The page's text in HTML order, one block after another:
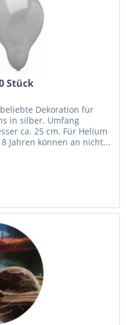
Stück
Dekoration für
in silber. Umfang
ca. 25 cm. Für Helium
Jahren können an nicht...